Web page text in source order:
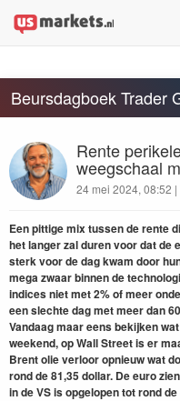
Beursdagboek Trader
Rente
weegschaal
24 mei 2024, 08:52 |
Een pittige mix tussen de rente
het langer zal duren voor dat de
sterk voor de dag kwam door
mega zwaar binnen de
indices niet met 2% of meer
een slechte dag met meer dan
Vandaag maar eens bekijken
weekend, op Wall Street is er
Brent olie verloor opnieuw wat
rond de 81,35 dollar. De euro
in de VS is opgelopen tot rond de